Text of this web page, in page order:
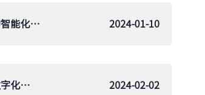
​鹿马酒店自助入住机的优势：引领酒店业的智能化浪潮 2024-01-10
鹿马酒店自助入住机：重塑酒店业未来的数字化革命 2024-02-02